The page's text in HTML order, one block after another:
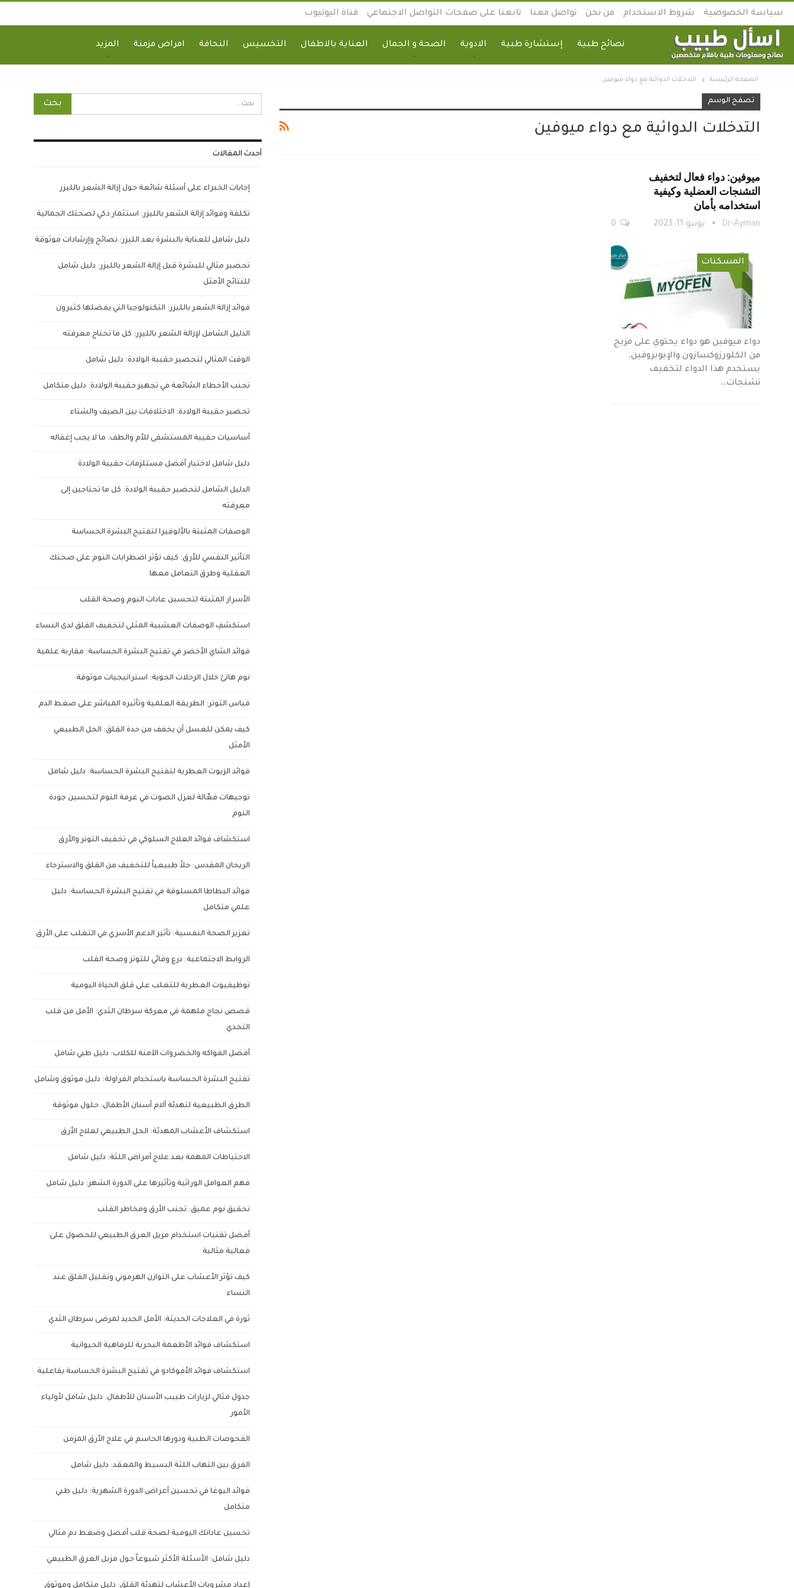
سياسة الخصوصية شروط الاستخدام من نحن تواصل معنا تابعنا على صفحات التواصل الاجتماعي قناة اليوتيوب
نصائح طبية إستشارة طبية الادوية الصحة و الجمال العناية بالاطفال التخسيس النحافة امراض مزمنة المزيد
الصفحة الرئيسية التدخلات الدوائية مع دواء ميوفين
تصفح الوسم
التدخلات الدوائية مع دواء ميوفين
ميوفين: دواء فعال لتخفيف
التشنجات العضلية وكيفية
استخدامه بأمان
Dr-Ayman يونيو 11, 2023
المسكنات
دواء ميوفين هو دواء يحتوي على مزيج
من الكلورزوكسازون والإبوبروفين.
يستخدم هذا الدواء لتخفيف
تشنجات…
أحدث المقالات
إجابات الخبراء على أسئلة شائعة حول إزالة الشعر بالليزر
تكلفة وفوائد إزالة الشعر بالليزر: استثمار ذكي لصحتك الجمالية
دليل شامل للعناية بالبشرة بعد الليزر: نصائح وإرشادات موثوقة
تحضير مثالي للبشرة قبل إزالة الشعر بالليزر: دليل شامل
للنتائج الأمثل
فوائد إزالة الشعر بالليزر: التكنولوجيا التي يفضلها كثيرون
الدليل الشامل لإزالة الشعر بالليزر: كل ما تحتاج معرفته
الوقت المثالي لتحضير حقيبة الولادة: دليل شامل
تجنب الأخطاء الشائعة في تجهيز حقيبة الولادة: دليل متكامل
تحضير حقيبة الولادة: الاختلافات بين الصيف والشتاء
أساسيات حقيبة المستشفى للأم والطف: ما لا يجب إغفاله
دليل شامل لاختيار أفضل مستلزمات حقيبة الولادة
الدليل الشامل لتحضير حقيبة الولادة: كل ما تحتاجين إلى
معرفته
الوصفات المثبتة بالألوفيرا لتفتيح البشرة الحساسة
التأثير النفسي للأرق: كيف تؤثر اضطرابات النوم على صحتك
العقلية وطرق التعامل معها
الأسرار المثبتة لتحسين عادات النوم وصحة القلب
استكشفِ الوصفات العشبية المثلى لتخفيف القلق لدى النساء
فوائد الشاي الأخضر في تفتيح البشرة الحساسة: مقاربة علمية
نوم هانئ خلال الرحلات الجوية: استراتيجيات موثوقة
قياس التوتر: الطريقة العلمية وتأثيره المباشر على ضغط الدم
كيف يمكن للعسل أن يخفف من حدة القلق: الحل الطبيعي
الأمثل
فوائد الزيوت العطرية لتفتيح البشرة الحساسة: دليل شامل
توجيهات فعّالة لعزل الصوت في غرفة النوم لتحسين جودة
النوم
استكشاف فوائد العلاج السلوكي في تخفيف التوتر والأرق
الريحان المقدس: حلاً طبيعياً للتخفيف من القلق والاسترخاء
فوائد البطاطا المسلوقة في تفتيح البشرة الحساسة: دليل
علمي متكامل
تعزيز الصحة النفسية: تأثير الدعم الأسري في التغلب على الأرق
الروابط الاجتماعية: درع وقائي للتوتر وصحة القلب
توظيفيوت العطرية للتغلب على قلق الحياة اليومية
قصص نجاح ملهمة في معركة سرطان الثدي: الأمل من قلب
التحدي
أفضل الفواكه والخضروات الآمنة للكلاب: دليل طبي شامل
تفتيح البشرة الحساسة باستخدام الفراولة: دليل موثوق وشامل
الطرق الطبيعية لتهدئة آلام أسنان الأطفال: حلول موثوقة
استكشاف الأعشاب المهدئة: الحل الطبيعي لعلاج الأرق
الاحتياطات المهمة بعد علاج أمراض اللثة: دليل شامل
فهم العوامل الوراثية وتأثيرها على الدورة الشهر: دليل شامل
تحقيق نوم عميق: تجنب الأرق ومخاطر القلب
أفضل تقنيات استخدام مزيل العرق الطبيعي للحصول على
فعالية مثالية
كيف تؤثر الأعشاب على التوازن الهرموني وتقليل القلق عند
النساء
ثورة في العلاجات الحديثة: الأمل الجديد لمرضى سرطان الثدي
استكشاف فوائد الأطعمة البحرية للرفاهية الحيوانية
استكشاف فوائد الأفوكادو في تفتيح البشرة الحساسة بفاعلية
جدول مثالي لزيارات طبيب الأسنان للأطفال: دليل شامل لأولياء
الأمور
الفحوصات الطبية ودورها الحاسم في علاج الأرق المزمن
الفرق بين التهاب اللثة البسيط والمعقد: دليل شامل
فوائد اليوغا في تحسين أعراض الدورة الشهرية: دليل طبي
متكامل
تحسين عاداتك اليومية لصحة قلب أفضل وضغط دم مثالي
دليل شامل: الأسئلة الأكثر شيوعاً حول مزيل العرق الطبيعي
إعداد مشروبات الأعشاب لتهدئة القلق: دليل متكامل وموثوق